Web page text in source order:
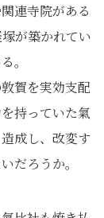
連寺院がある
が築かれてい
。
賀を実効支配
持っていた氣
成し、改変す
だろうか。